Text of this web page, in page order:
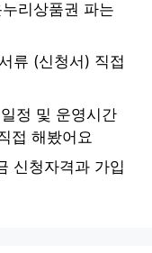
리상품권 파는
류 (신청서) 직접
정 및 운영시간
접 해봤어요
신청자격과 가입